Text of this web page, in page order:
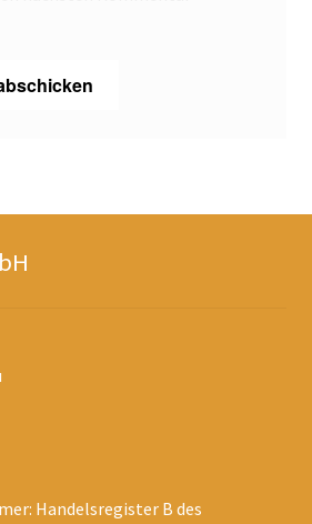
Handelsregister B des